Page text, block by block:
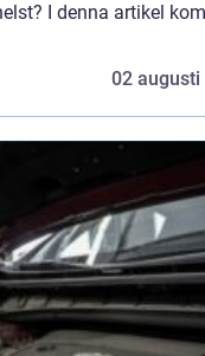
I denna artikel
02 augusti